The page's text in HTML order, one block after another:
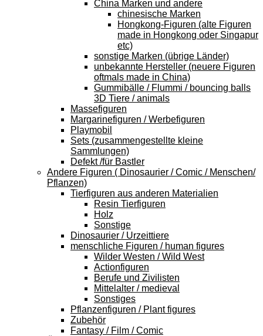
China Marken und andere
chinesische Marken
Hongkong-Figuren (alte Figuren
made in Hongkong oder Singapur
etc)
sonstige Marken (übrige Länder)
unbekannte Hersteller (neuere Figuren
oftmals made in China)
Gummibälle / Flummi / bouncing balls
3D Tiere / animals
Massefiguren
Margarinefiguren / Werbefiguren
Playmobil
Sets (zusammengestellte kleine
Sammlungen)
Defekt /für Bastler
Andere Figuren ( Dinosaurier / Comic / Menschen/
Pflanzen)
Tierfiguren aus anderen Materialien
Resin Tierfiguren
Holz
Sonstige
Dinosaurier / Urzeittiere
menschliche Figuren / human figures
Wilder Westen / Wild West
Actionfiguren
Berufe und Zivilisten
Mittelalter / medieval
Sonstiges
Pflanzenfiguren / Plant figures
Zubehör
Fantasy / Film / Comic